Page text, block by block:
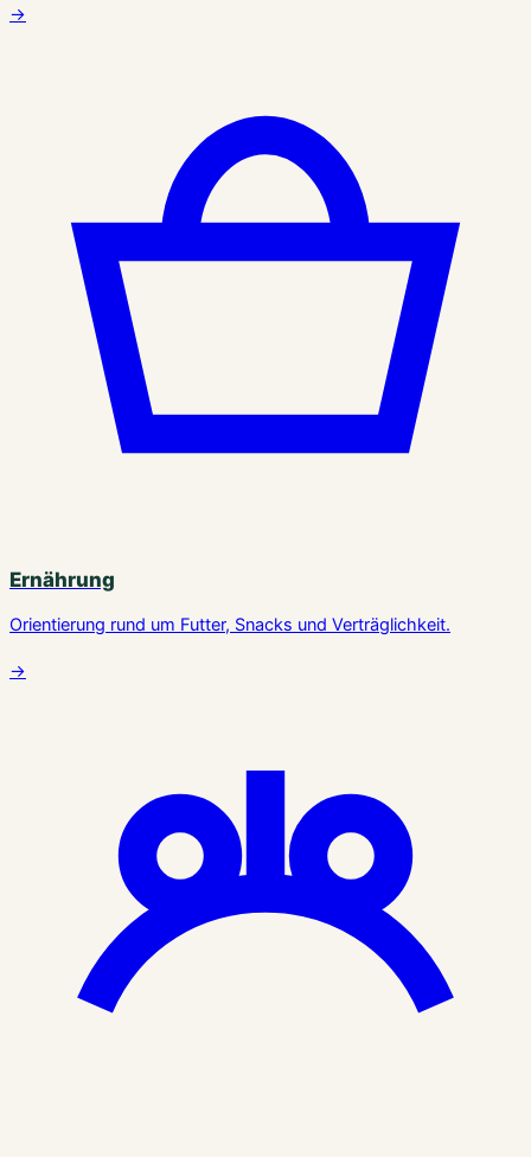
→
Ernährung
Orientierung rund um Futter, Snacks und Verträglichkeit.
→